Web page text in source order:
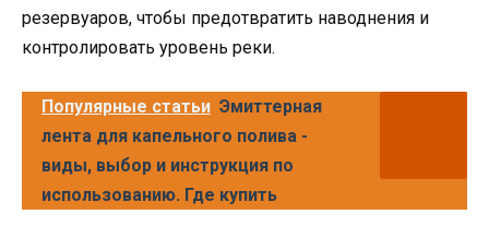
резервуаров, чтобы предотвратить наводнения и
контролировать уровень реки.
Популярные статьи Эмиттерная
лента для капельного полива -
виды, выбор и инструкция по
использованию. Где купить